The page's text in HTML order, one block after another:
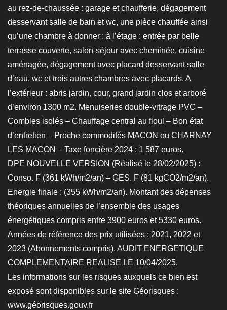
au rez-de-chaussée : garage et chaufferie, dégagement
desservant salle de bain et wc, une pièce chauffée ainsi
qu’une chambre à donner : à l’étage : entrée par belle
terrasse couverte, salon-séjour avec cheminée, cuisine
aménagée, dégagement avec placard desservant salle
d’eau, wc et trois autres chambres avec placards. A
l’extérieur : abris jardin, cour, grand jardin clos et arboré
d’environ 1300 m2. Menuiseries double-vitrage PVC –
Combles isolés – Chauffage central au fioul – Bon état
d’entretien – Proche commodités MACON ou CHARNAY
LES MACON – Taxe foncière 2024 : 1 587 euros.
DPE NOUVELLE VERSION (Réalisé le 28/02/2025) :
Conso. F (361 kWh/m2/an) – GES. F (81 kgCO2/m2/an).
Energie finale : (355 kWh/m2/an). Montant des dépenses
théoriques annuelles de l’ensemble des usages
énergétiques compris entre 3900 euros et 5330 euros.
Années de référence des prix utilisées : 2021, 2022 et
2023 (Abonnements compris). AUDIT ENERGETIQUE
COMPLEMENTAIRE REALISE LE 10/04/2025.
Les informations sur les risques auxquels ce bien est
exposé sont disponibles sur le site Géorisques :
www.géorisques.gouv.fr